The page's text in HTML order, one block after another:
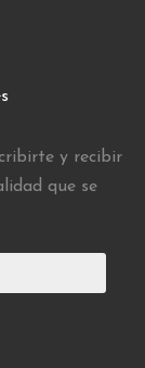
y recibir
que se